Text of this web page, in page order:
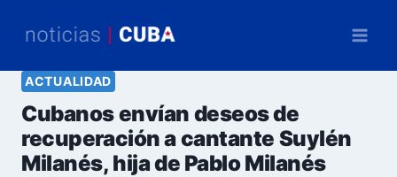
ACTUALIDAD
Cubanos envían deseos de
recuperación a cantante Suylén
Milanés, hija de Pablo Milanés